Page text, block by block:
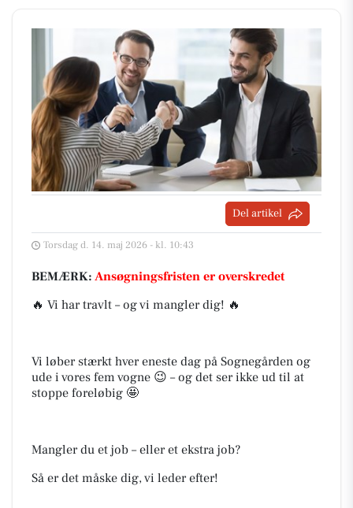
Del artikel
Torsdag d. 14. maj 2026 - kl. 10:43
BEMÆRK: Ansøgningsfristen er overskredet
🔥 Vi har travlt – og vi mangler dig! 🔥
Vi løber stærkt hver eneste dag på Sognegården og
ude i vores fem vogne 😉 – og det ser ikke ud til at
stoppe foreløbig 🤩
Mangler du et job – eller et ekstra job?
Så er det måske dig, vi leder efter!